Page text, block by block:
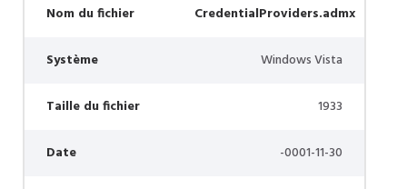
Nom du fichier CredentialProviders.admx
Système Windows Vista
Taille du fichier 1933
Date -0001-11-30